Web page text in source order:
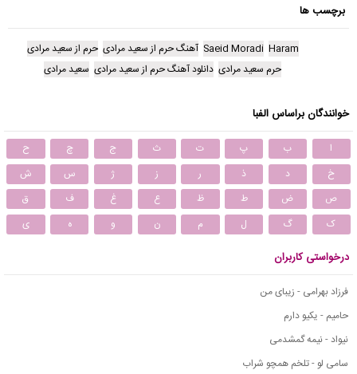
برچسب ها
Haram
Saeid Moradi آهنگ حرم از سعید مرادی حرم از سعید مرادی
حرم سعید مرادی دانلود آهنگ حرم از سعید مرادی سعید مرادی
خوانندگان براساس الفبا
ا ب پ ت ث ج چ
ح
خ
د ذ ر ز ژ س
ش
ص
ض ط ظ ع غ ف
ق
ک
گ ل م ن و ه ی
درخواستی کاربران
فرزاد بهرامی - زیبای من
حامیم - یکیو دارم
نیواد - نیمه گمشدمی
سامی لو - تلخم همچو شراب